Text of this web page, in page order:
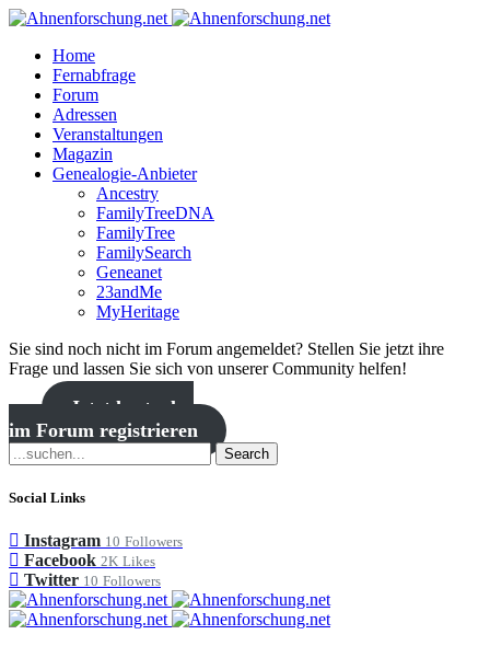
Home
Fernabfrage
Forum
Adressen
Veranstaltungen
Magazin
Genealogie-Anbieter
Ancestry
FamilyTreeDNA
FamilyTree
FamilySearch
Geneanet
23andMe
MyHeritage
Sie sind noch nicht im Forum angemeldet? Stellen Sie jetzt ihre
Frage und lassen Sie sich von unserer Community helfen!
Jetzt kostenlos
im Forum registrieren
Search
Social Links
Instagram 10 Followers
Facebook 2K Likes
Twitter 10 Followers